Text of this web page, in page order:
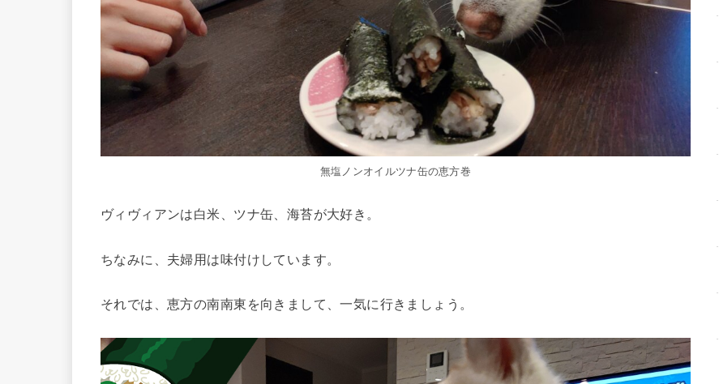
無塩ノンオイルツナ缶の恵方巻
ヴィヴィアンは白米、ツナ缶、海苔が大好き。
ちなみに、夫婦用は味付けしています。
それでは、恵方の南南東を向きまして、一気に行きましょう。